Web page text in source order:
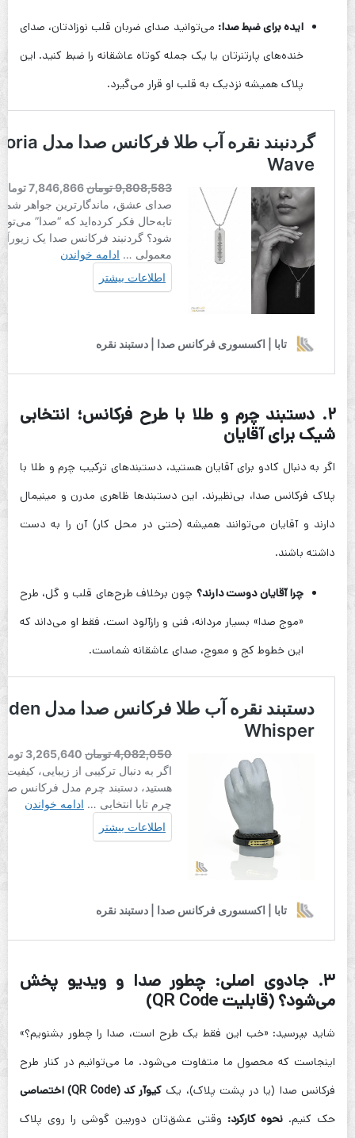
ایده برای ضبط صدا: می‌توانید صدای ضربان قلب نوزادتان، صدای
خنده‌های پارتنرتان یا یک جمله کوتاه عاشقانه را ضبط کنید. این
پلاک همیشه نزدیک به قلب او قرار می‌گیرد.
۲. دستبند چرم و طلا با طرح فرکانس؛ انتخابی
شیک برای آقایان
اگر به دنبال کادو برای آقایان هستید، دستبندهای ترکیب چرم و طلا با
پلاک فرکانس صدا، بی‌نظیرند. این دستبندها ظاهری مدرن و مینیمال
دارند و آقایان می‌توانند همیشه (حتی در محل کار) آن را به دست
داشته باشند.
چرا آقایان دوست دارند؟ چون برخلاف طرح‌های قلب و گل، طرح
«موج صدا» بسیار مردانه، فنی و رازآلود است. فقط او می‌داند که
این خطوط کج و معوج، صدای عاشقانه شماست.
۳. جادوی اصلی: چطور صدا و ویدیو پخش
می‌شود؟ (قابلیت QR Code)
شاید بپرسید: «خب این فقط یک طرح است، صدا را چطور بشنویم؟»
اینجاست که محصول ما متفاوت می‌شود. ما می‌توانیم در کنار طرح
فرکانس صدا (یا در پشت پلاک)، یک کیو‌آر کد (QR Code) اختصاصی
حک کنیم. نحوه کارکرد: وقتی عشق‌تان دوربین گوشی را روی پلاک